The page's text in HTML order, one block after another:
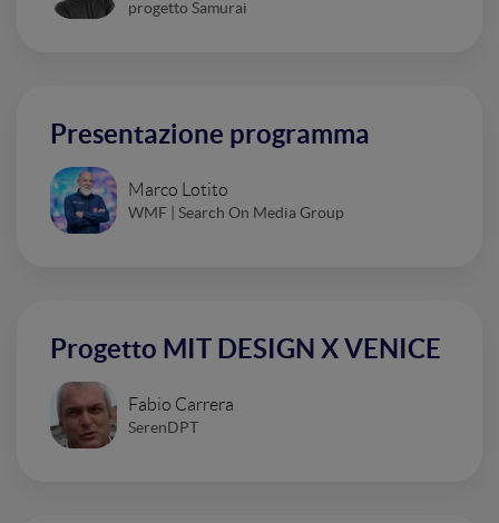
progetto Samurai
Presentazione programma
Marco Lotito
WMF | Search On Media Group
Progetto MIT DESIGN X VENICE
Fabio Carrera
SerenDPT